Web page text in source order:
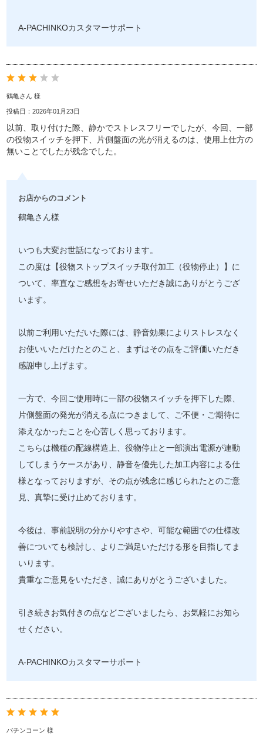
A-PACHINKOカスタマーサポート
鶴亀さん 様
投稿日：2026年01月23日
以前、取り付けた際、静かでストレスフリーでしたが、今回、一部
の役物スイッチを押下、片側盤面の光が消えるのは、使用上仕方の
無いことでしたが残念でした。
お店からのコメント
鶴亀さん様
いつも大変お世話になっております。
この度は【役物ストップスイッチ取付加工（役物停止）】に
ついて、率直なご感想をお寄せいただき誠にありがとうござ
います。
以前ご利用いただいた際には、静音効果によりストレスなく
お使いいただけたとのこと、まずはその点をご評価いただき
感謝申し上げます。
一方で、今回ご使用時に一部の役物スイッチを押下した際、
片側盤面の発光が消える点につきまして、ご不便・ご期待に
添えなかったことを心苦しく思っております。
こちらは機種の配線構造上、役物停止と一部演出電源が連動
してしまうケースがあり、静音を優先した加工内容による仕
様となっておりますが、その点が残念に感じられたとのご意
見、真摯に受け止めております。
今後は、事前説明の分かりやすさや、可能な範囲での仕様改
善についても検討し、よりご満足いただける形を目指してま
いります。
貴重なご意見をいただき、誠にありがとうございました。
引き続きお気付きの点などございましたら、お気軽にお知ら
せください。
A-PACHINKOカスタマーサポート
パチンコーン 様